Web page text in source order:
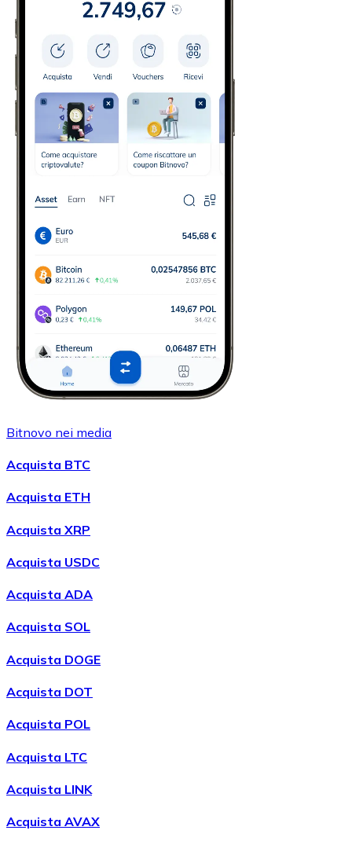
Bitnovo nei media
Acquista BTC
Acquista ETH
Acquista XRP
Acquista USDC
Acquista ADA
Acquista SOL
Acquista DOGE
Acquista DOT
Acquista POL
Acquista LTC
Acquista LINK
Acquista AVAX